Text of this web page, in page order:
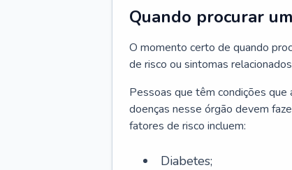
Quando procurar
O momento certo de quando
de risco ou sintomas
Pessoas que têm condições
doenças nesse órgão devem
fatores de risco incluem:
Diabetes;